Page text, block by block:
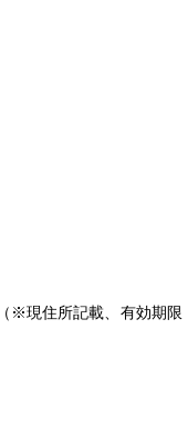
※現住所記載、有効期限